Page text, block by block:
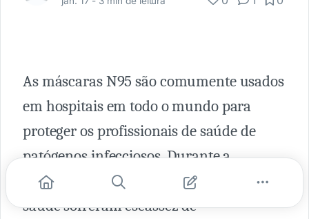
As máscaras N95 são comumente usados
​​em hospitais em todo o mundo para
proteger os profissionais de saúde de
patógenos infecciosos. Durante a
pandemia de COVID-19, as instalações de
saúde sofreram escassez de